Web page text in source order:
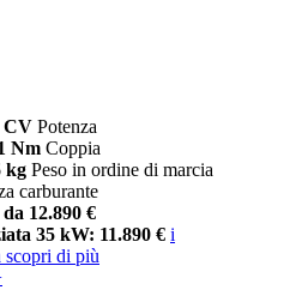
CV Potenza
Nm Coppia
kg Peso in ordine di marcia
carburante
12.890 €
35 kW: 11.890 € i
scopri di più